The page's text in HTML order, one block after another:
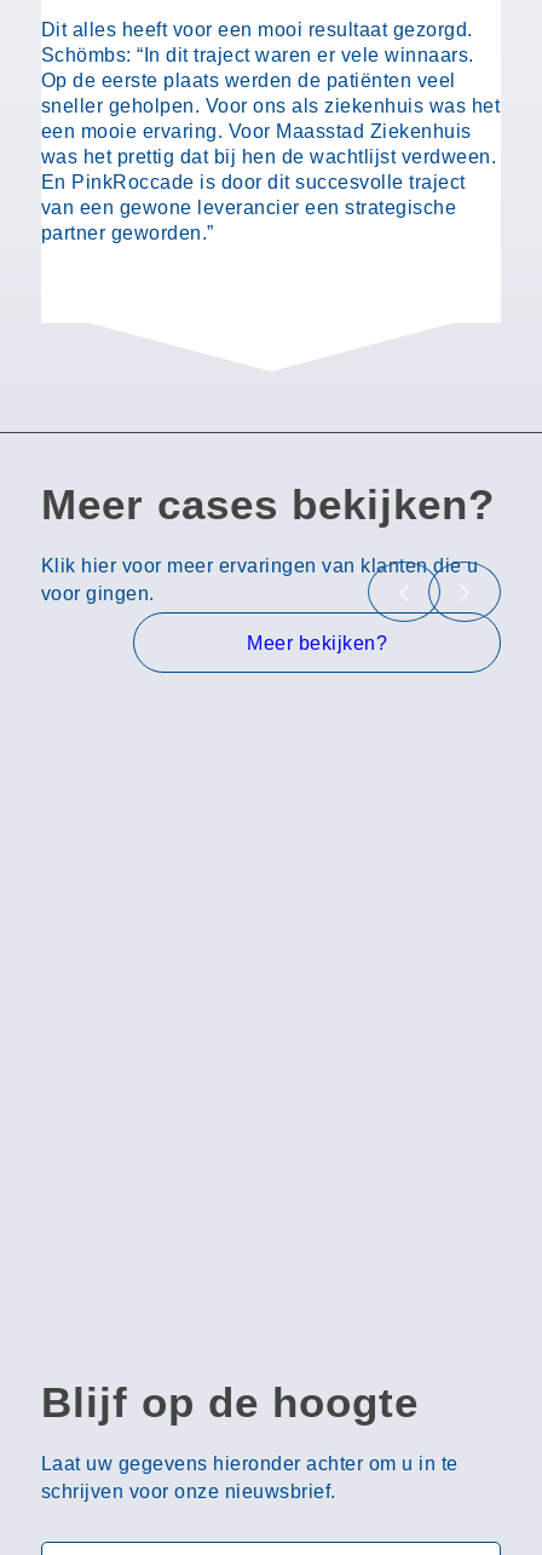
Dit alles heeft voor een mooi resultaat gezorgd.
Schömbs: “In dit traject waren er vele winnaars.
Op de eerste plaats werden de patiënten veel
sneller geholpen. Voor ons als ziekenhuis was het
een mooie ervaring. Voor Maasstad Ziekenhuis
was het prettig dat bij hen de wachtlijst verdween.
En PinkRoccade is door dit succesvolle traject
van een gewone leverancier een strategische
partner geworden.”
Meer cases bekijken?
Klik hier voor meer ervaringen van klanten die u
voor gingen.
Meer bekijken?
Blijf op de hoogte
Laat uw gegevens hieronder achter om u in te
schrijven voor onze nieuwsbrief.